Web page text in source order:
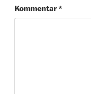
Kommentar*